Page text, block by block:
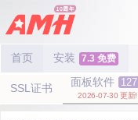
首页 安装 7.3 免费
SSL证书 面板软件 127
2026-07-30 更新!